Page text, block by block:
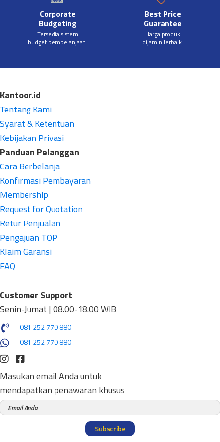
Corporate
Budgeting
Tersedia sistem
budget pembelanjaan.
Best Price
Guarantee
Harga produk
dijamin terbaik.
Kantoor.id
Tentang Kami
Syarat & Ketentuan
Kebijakan Privasi
Panduan Pelanggan
Cara Berbelanja
Konfirmasi Pembayaran
Membership
Request for Quotation
Retur Penjualan
Pengajuan TOP
Klaim Garansi
FAQ
Customer Support
Senin-Jumat | 08.00-18.00 WIB
081 252 770 880
081 252 770 880
Masukan email Anda untuk
mendapatkan penawaran khusus
Subscribe